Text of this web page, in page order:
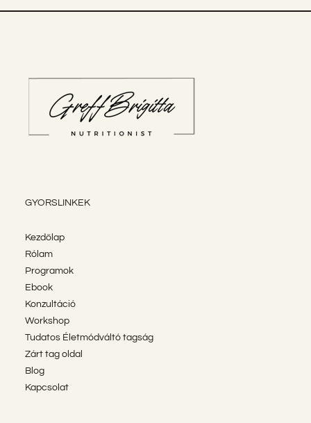
GYORSLINKEK
Kezdőlap
Rólam
Programok
Ebook
Konzultáció
Workshop
Tudatos Életmódváltó tagság
Zárt tag oldal
Blog
Kapcsolat